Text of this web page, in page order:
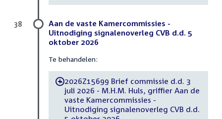
Aan de vaste Kamercommissies -
Uitnodiging signalenoverleg CVB d.d. 5
oktober 2026
Te behandelen:
-2026Z15699 Brief commissie d.d. 3
juli 2026 - M.H.M. Huls, griffier Aan de
vaste Kamercommissies -
Uitnodiging signalenoverleg CVB d.d.
38